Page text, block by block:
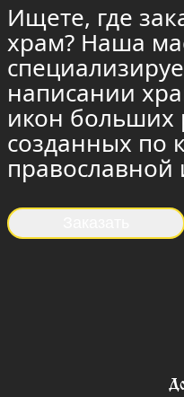
Ищете, где
храм? Наша
написании
икон больших
созданных по
православной